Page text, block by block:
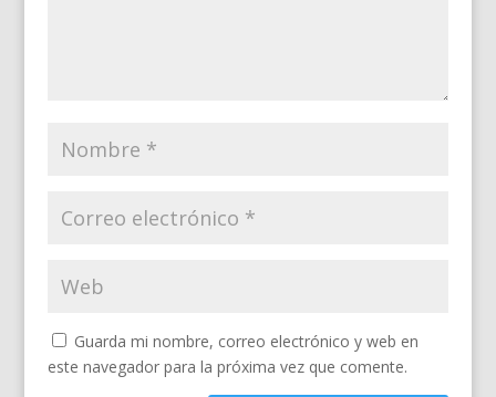
Guarda mi nombre, correo electrónico y web en
este navegador para la próxima vez que comente.